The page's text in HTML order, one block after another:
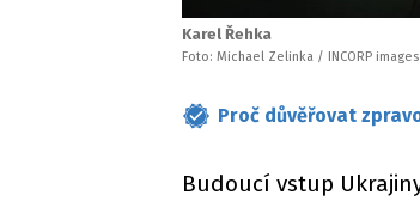
Karel Řehka
Foto: Michael Zelinka / INCORP images
Proč důvěřovat
Budoucí vstup